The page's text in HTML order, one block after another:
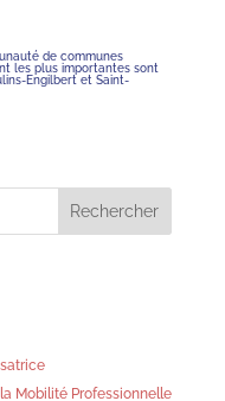
de communes
les plus importantes sont
Engilbert et Saint-
Mobilité Professionnelle